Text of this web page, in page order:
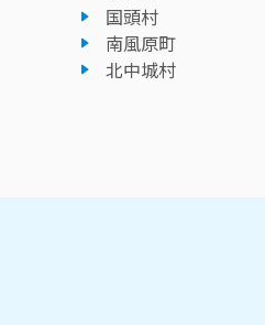
国頭村
南風原町
北中城村